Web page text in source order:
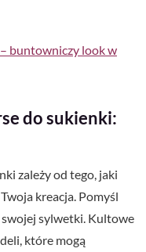
buntowniczy look w
do sukienki:
zależy od tego, jaki
kreacja. Pomyśl
swojej sylwetki. Kultowe
które mogą